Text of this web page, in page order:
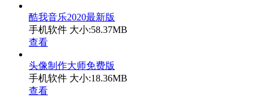
酷我音乐2020最新版
手机软件 大小:58.37MB
查看
头像制作大师免费版
手机软件 大小:18.36MB
查看